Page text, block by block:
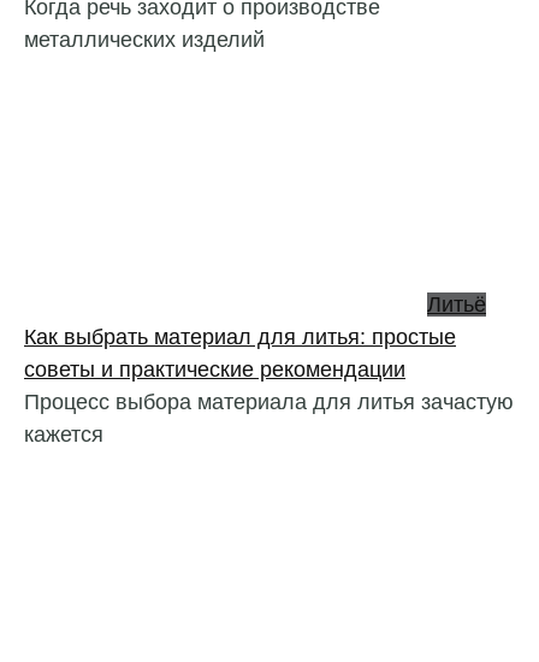
Когда речь заходит о производстве
металлических изделий
Литьё
Как выбрать материал для литья: простые
советы и практические рекомендации
Процесс выбора материала для литья зачастую
кажется